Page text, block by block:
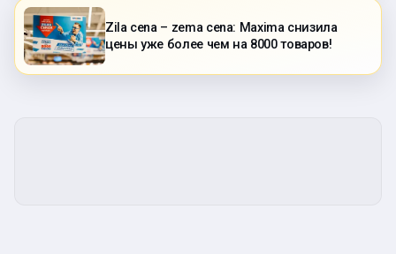
Zila cena – zema cena: Maxima снизила
цены уже более чем на 8000 товаров!